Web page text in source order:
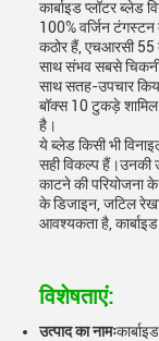
कार्बाइड प्लॉटर ब्लेड
100% वर्जिन टंगस्टन
कठोर हैं, एचआरसी 55
साथ संभव सबसे
साथ सतह-उपचार
बॉक्स 10 टुकड़े
है।
ये ब्लेड किसी भी
सही विकल्प हैं।उनकी
काटने की परियोजना
के डिजाइन, जटिल
आवश्यकता है,
विशेषताएं:
उत्पाद का नामः